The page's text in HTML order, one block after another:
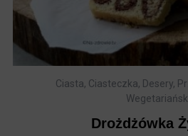
Ciasta, Ciasteczka, Desery,
Drożdżówka